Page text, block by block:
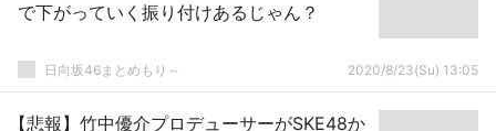
で下がっていく振り付けあるじゃん？
日向坂46まとめもり～ 2020/8/23(Su) 13:05
【悲報】竹中優介プロデューサーがSKE48か